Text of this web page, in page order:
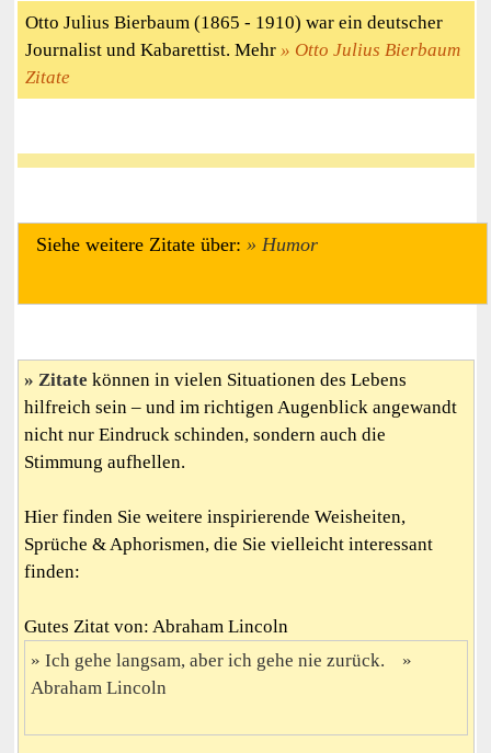
Otto Julius Bierbaum (1865 - 1910) war ein deutscher
Journalist und Kabarettist. Mehr
Otto Julius Bierbaum
Zitate
Siehe weitere Zitate über: Humor
Zitate können in vielen Situationen des Lebens
hilfreich sein – und im richtigen Augenblick angewandt
nicht nur Eindruck schinden, sondern auch die
Stimmung aufhellen.
Hier finden Sie weitere inspirierende Weisheiten,
Sprüche & Aphorismen, die Sie vielleicht interessant
finden:
Gutes Zitat von: Abraham Lincoln
Ich gehe langsam, aber ich gehe nie zurück.
Abraham Lincoln